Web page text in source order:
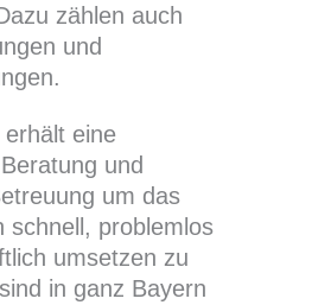
zählen auch
und
eine
und
um das
schnell, problemlos
umsetzen zu
in ganz Bayern